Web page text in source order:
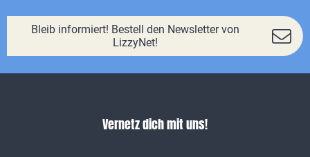
Bleib informiert! Bestell den Newsletter von
LizzyNet!
Vernetz dich mit uns!